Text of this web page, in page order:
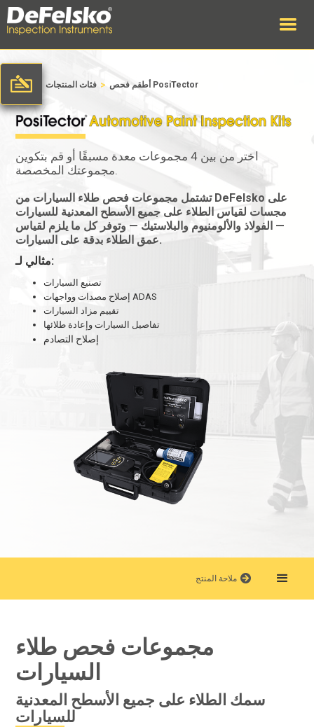
وطن فئات المنتجات > أطقم فحص PosiTector
اختر من بين 4 مجموعات معدة مسبقًا أو قم بتكوين
مجموعتك المخصصة.
تشتمل مجموعات فحص طلاء السيارات من DeFelsko على
مجسات لقياس الطلاء على جميع الأسطح المعدنية للسيارات
— الفولاذ والألومنيوم والبلاستيك — وتوفر كل ما يلزم لقياس
عمق الطلاء بدقة على السيارات.
مثالي لـ:
تصنيع السيارات
إصلاح مصدات وواجهات ADAS
تقييم مزاد السيارات
تفاصيل السيارات وإعادة طلائها
إصلاح التصادم
ملاحة المنتج
مجموعات فحص طلاء
السيارات
سمك الطلاء على جميع الأسطح المعدنية
للسيارات